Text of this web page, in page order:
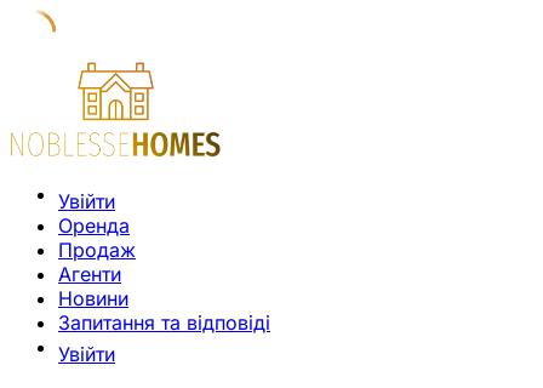
Увійти
Оренда
Продаж
Агенти
Новини
Запитання та відповіді
Увійти